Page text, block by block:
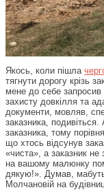
Якось, коли пішла
тягнути дорогу крізь
мене до себе запросив
захисту довкілля та
документи, мовляв,
заказника,
заказника, тому
що хтось відсунув
«чиста», а заказник
на вашому малюнку
дякую!». Думав,
Молчановій на